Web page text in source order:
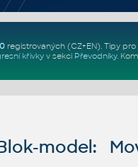
registrovaných (CZ+EN). Tipy pro
křivkyv sekci Převodníky.
model: